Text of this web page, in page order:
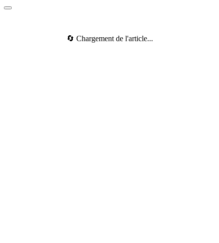
🔄 Chargement de l'article...